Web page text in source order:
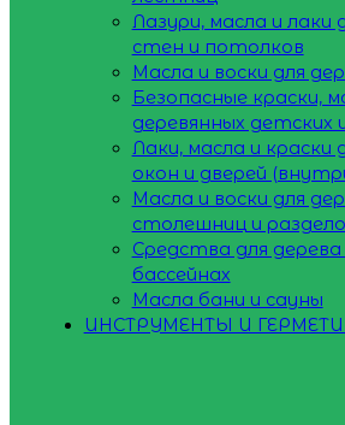
Лазури, масла и лаки
стен и потолков
Масла и воски для
Безопасные краски,
деревянных детских
Лаки, масла и краски
окон и дверей
Масла и воски для
столешниц и
Средства для дерева
бассейнах
Масла бани и сауны
ИНСТРУМЕНТЫ И